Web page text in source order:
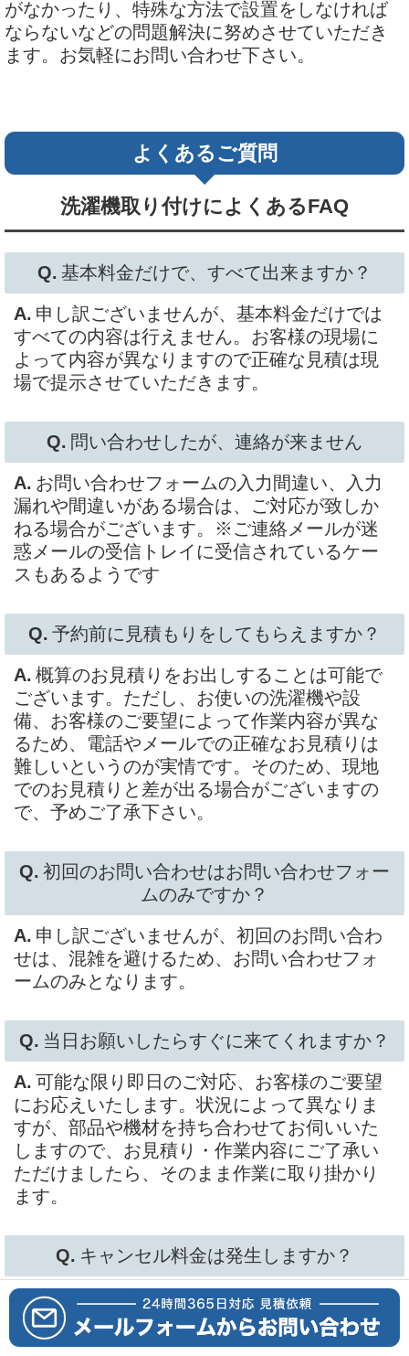
がなかったり、特殊な方法で設置をしなければ
ならないなどの問題解決に努めさせていただき
ます。お気軽にお問い合わせ下さい。
よくあるご質問
洗濯機取り付けによくあるFAQ
基本料金だけで、すべて出来ますか？
申し訳ございませんが、基本料金だけでは
すべての内容は行えません。お客様の現場に
よって内容が異なりますので正確な見積は現
場で提示させていただきます。
問い合わせしたが、連絡が来ません
お問い合わせフォームの入力間違い、入力
漏れや間違いがある場合は、ご対応が致しか
ねる場合がございます。※ご連絡メールが迷
惑メールの受信トレイに受信されているケー
スもあるようです
予約前に見積もりをしてもらえますか？
概算のお見積りをお出しすることは可能で
ございます。ただし、お使いの洗濯機や設
備、お客様のご要望によって作業内容が異な
るため、電話やメールでの正確なお見積りは
難しいというのが実情です。そのため、現地
でのお見積りと差が出る場合がございますの
で、予めご了承下さい。
初回のお問い合わせはお問い合わせフォー
ムのみですか？
申し訳ございませんが、初回のお問い合わ
せは、混雑を避けるため、お問い合わせフォ
ームのみとなります。
当日お願いしたらすぐに来てくれますか？
可能な限り即日のご対応、お客様のご要望
にお応えいたします。状況によって異なりま
すが、部品や機材を持ち合わせてお伺いいた
しますので、お見積り・作業内容にご了承い
ただけましたら、そのまま作業に取り掛かり
ます。
キャンセル料金は発生しますか？
出張予約確定後のキャンセルはキャンセル
料が発生します。